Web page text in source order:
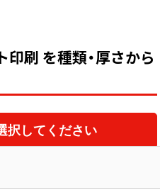
刷 を種類・厚さから
択してください